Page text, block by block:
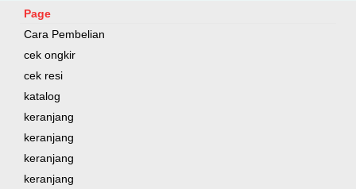
Page
Cara Pembelian
cek ongkir
cek resi
katalog
keranjang
keranjang
keranjang
keranjang